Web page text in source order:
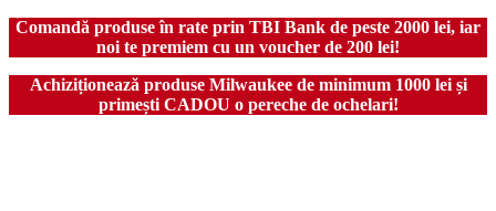
Comandă produse în rate prin TBI Bank de peste 2000 lei, iar
noi te premiem cu un voucher de 200 lei!
Achiziționează produse Milwaukee de minimum 1000 lei și
primești CADOU o pereche de ochelari!